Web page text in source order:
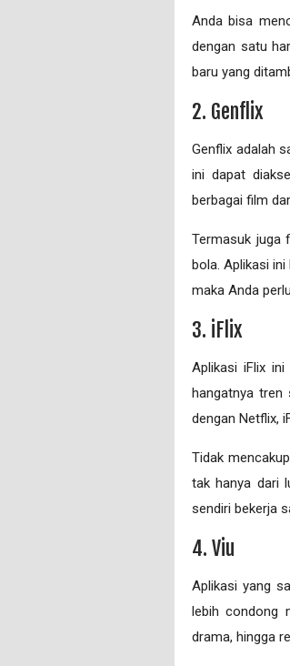
Anda bisa
dengan satu
baru yang
2. Genflix
Genflix adalah
ini dapat
berbagai film
Termasuk juga
bola. Aplikasi
maka Anda
3. iFlix
Aplikasi iFlix
hangatnya tren
dengan Netflix,
Tidak
tak hanya dari
sendiri bekerja
4. Viu
Aplikasi yang
lebih condong
drama, hingga